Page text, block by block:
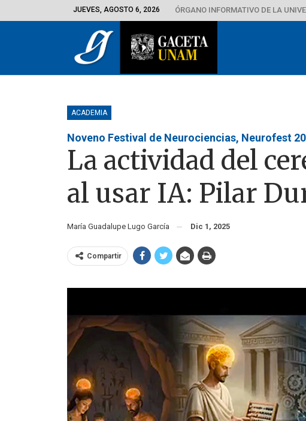
JUEVES, AGOSTO 6, 2026 ÓRGANO INFORMATIVO DE LA
ACADEMIA
Noveno Festival de Neurociencias, Neurofest
La actividad del
al usar IA: Pilar
María Guadalupe Lugo García Dic 1, 2025
Compartir